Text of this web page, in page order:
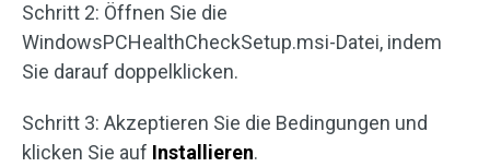
Schritt 2: Öffnen Sie die
WindowsPCHealthCheckSetup.msi-Datei, indem
Sie darauf doppelklicken.
Schritt 3: Akzeptieren Sie die Bedingungen und
klicken Sie auf Installieren.